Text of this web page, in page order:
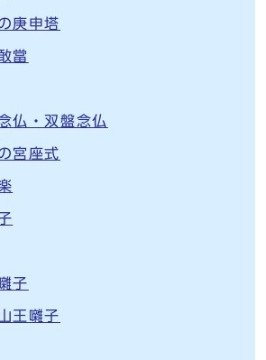
庚申塔
當
仏・双盤念仏
宮座式
子
王囃子